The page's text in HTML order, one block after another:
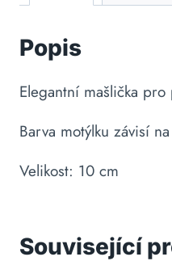
Popis
Elegantní mašlička
Barva motýlku závisí
Velikost: 10 cm
Související